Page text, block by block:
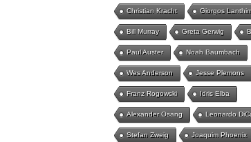
Christian Kracht Giorgos
Bill Murray Greta Gerwig
Paul Auster Noah Baumbach
Wes Anderson Jesse Plemons
Franz Rogowski Idris Elba
Alexander Osang Leonardo
Stefan Zweig Joaquim Phoenix